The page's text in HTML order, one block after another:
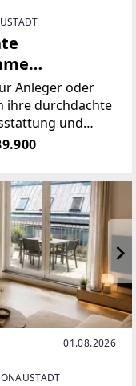
Lage zu
–
mit
Anleger oder
ihre durchdachte
und
und
01.08.2026